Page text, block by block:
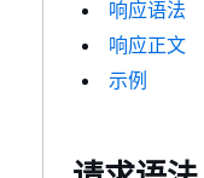
响应语法
响应正文
示例